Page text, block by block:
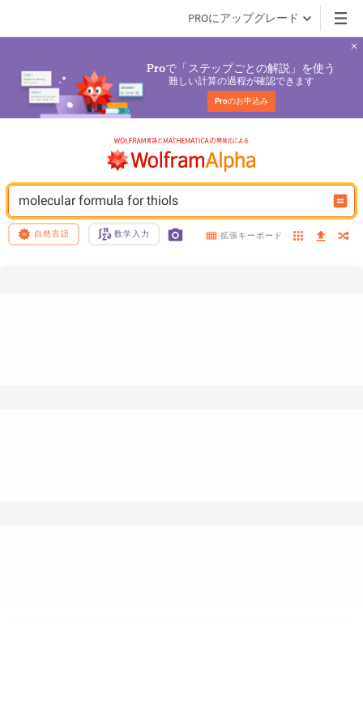
PROにアップグレード
Proで「ステップごとの解説」を使う
難しい計算の過程が確認できます
Proのお申込み
molecular formula for thiols
自然言語 数学入力 拡張キーボード